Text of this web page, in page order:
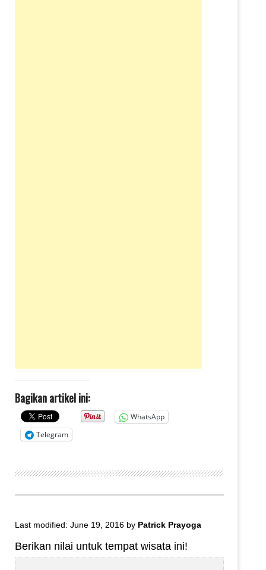
Bagikan artikel ini:
WhatsApp
Telegram
Last modified: June 19, 2016 by Patrick Prayoga
Berikan nilai untuk tempat wisata ini!